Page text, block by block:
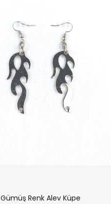
Gümüş Renk Alev Küpe